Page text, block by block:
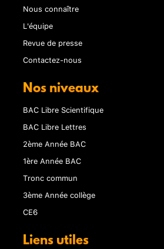
Nous connaître
L'équipe
Revue de presse
Contactez-nous
Nos niveaux
BAC Libre Scientifique
BAC Libre Lettres
2ème Année BAC
1ère Année BAC
Tronc commun
3ème Année collège
CE6
Liens utiles